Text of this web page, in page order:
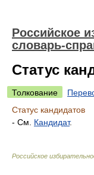
Российское
словарь-
Статус
Толкование
Статус кандидатов
- См. Кандидат.
Российское